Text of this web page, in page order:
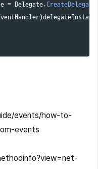
= Delegate.CreateDelegate
)
events/how-to-
events